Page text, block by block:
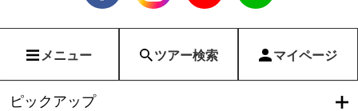
メニュー ツアー検索 マイページ
ピックアップ